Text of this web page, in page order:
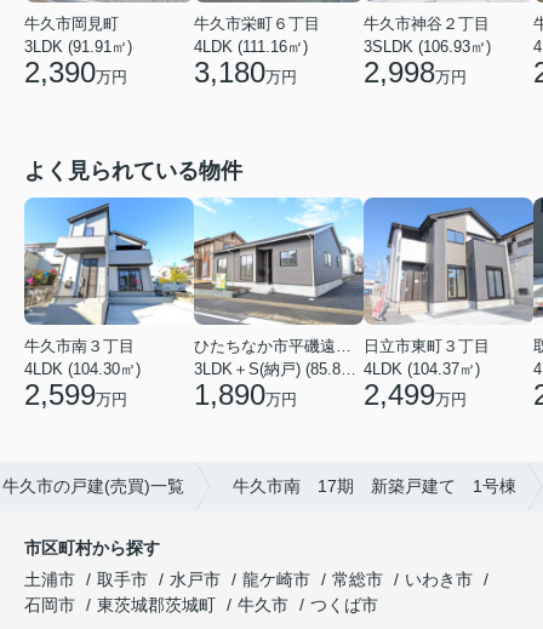
牛久市岡見町
3LDK (91.91㎡)
2,390万円
牛久市栄町６丁目
4LDK (111.16㎡)
3,180万円
牛久市神谷２丁目
3SLDK (106.93㎡)
2,998万円
よく見られている物件
牛久市南３丁目
4LDK (104.30㎡)
2,599万円
ひたちなか市平磯遠原町
3LDK＋S(納戸) (85.86㎡)
1,890万円
日立市東町３丁目
4LDK (104.37㎡)
2,499万円
牛久市の戸建(売買)一覧 牛久市南 17期 新築戸建て 1号棟
市区町村から探す
土浦市
取手市 水戸市 龍ケ崎市 常総市
いわき市
石岡市
東茨城郡茨城町 牛久市
つくば市